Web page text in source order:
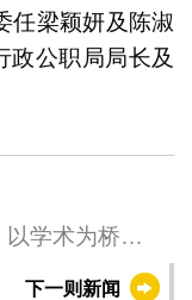
任梁颖妍及陈淑
政公职局局长及
学术为桥共
下一则新闻